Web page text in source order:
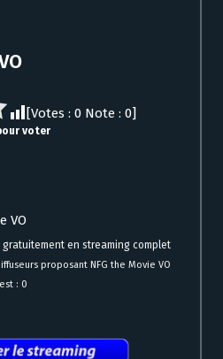
[Votes : 0 Note : 0]
voter
VO
gratuitement en streaming complet
proposant NFG the Movie VO
: 0